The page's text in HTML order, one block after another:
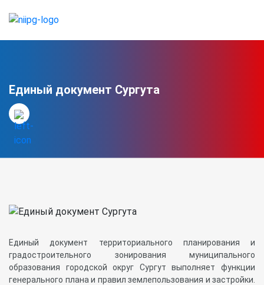
Единый документ Сургута
Единый документ территориального планирования и
градостроительного зонирования муниципального
образования городской округ Сургут выполняет функции
генерального плана и правил землепользования и застройки.